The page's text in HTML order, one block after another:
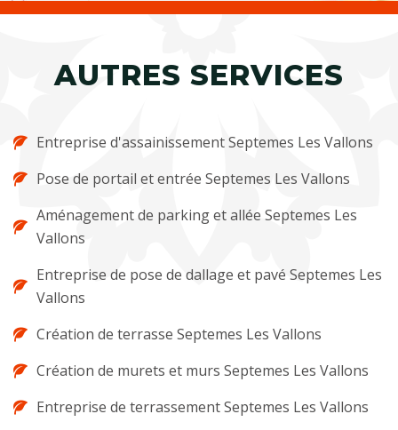
AUTRES SERVICES
Entreprise d'assainissement Septemes Les Vallons
Pose de portail et entrée Septemes Les Vallons
Aménagement de parking et allée Septemes Les
Vallons
Entreprise de pose de dallage et pavé Septemes Les
Vallons
Création de terrasse Septemes Les Vallons
Création de murets et murs Septemes Les Vallons
Entreprise de terrassement Septemes Les Vallons